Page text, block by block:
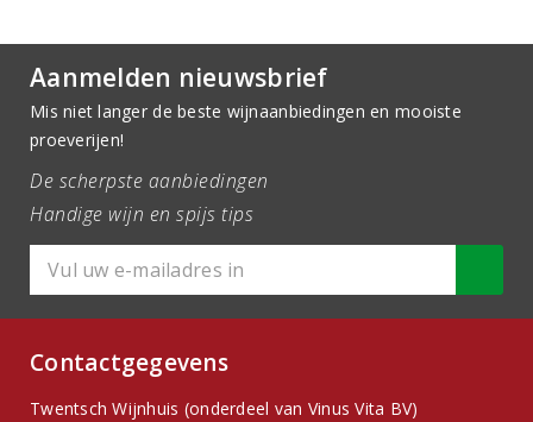
Aanmelden nieuwsbrief
Mis niet langer de beste wijnaanbiedingen en mooiste
proeverijen!
De scherpste aanbiedingen
Handige wijn en spijs tips
Contactgegevens
Twentsch Wijnhuis (onderdeel van Vinus Vita BV)